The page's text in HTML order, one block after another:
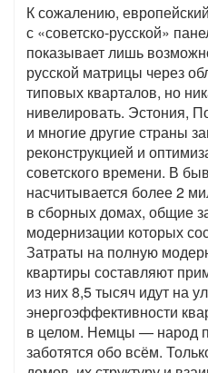
К сожалению,
с «советско-русской»
показывает лишь
русской матрицы через
типовых кварталов, но
нивелировать. Эстония,
и многие другие страны
реконструкцией и
советского времени. В
насчитывается более 2
в сборных домах, общие
модернизации которых
Затраты на полную
квартиры составляют
из них 8,5 тысяч идут на
энергоэффективности
в целом. Немцы — народ
заботятся обо всём.